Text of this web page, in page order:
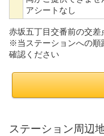
アシートなし
赤坂五丁目交番前の交差
※当ステーションへの順
確認ください
ステーション周辺